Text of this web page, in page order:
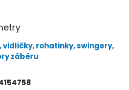
vidličky, rohatinky, swingery,
záběru